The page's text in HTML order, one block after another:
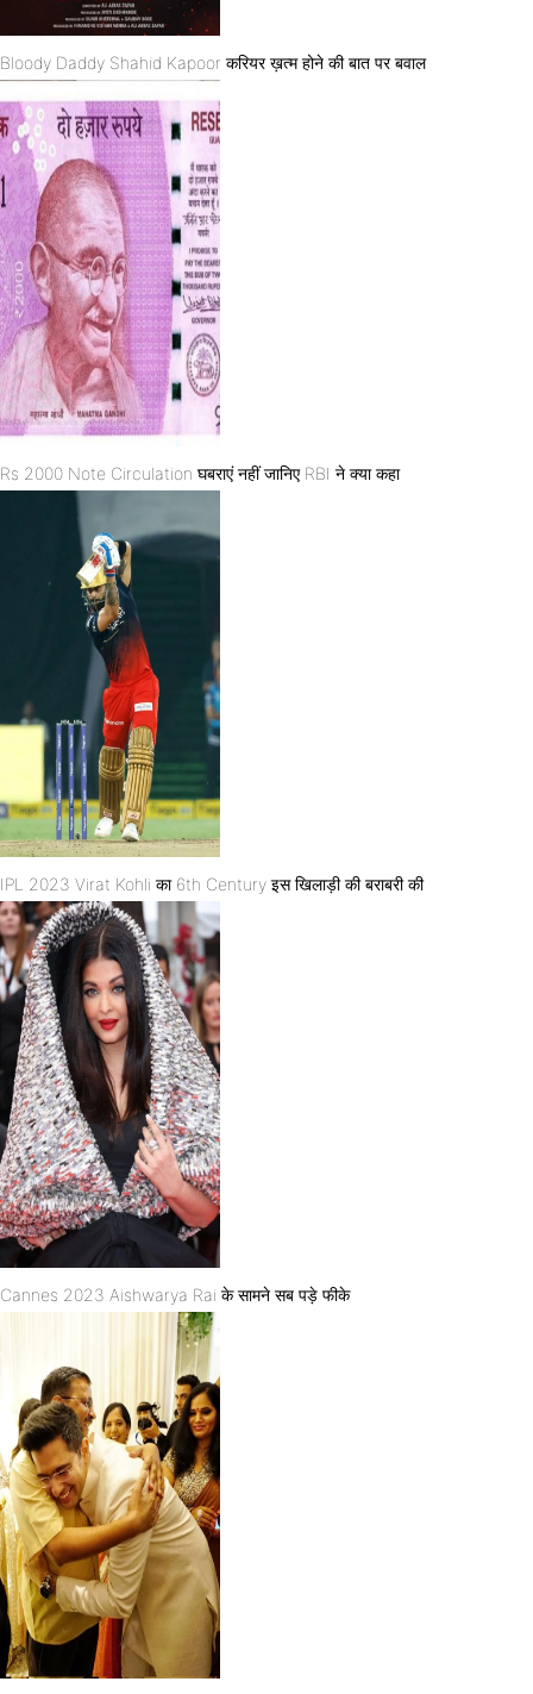
Bloody Daddy Shahid Kapoor करियर ख़त्म होने की बात पर बवाल
Rs 2000 Note Circulation घबराएं नहीं जानिए RBI ने क्या कहा
IPL 2023 Virat Kohli का 6th Century इस खिलाड़ी की बराबरी की
Cannes 2023 Aishwarya Rai के सामने सब पड़े फीके